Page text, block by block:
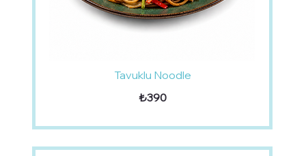
Tavuklu Noodle
₺390